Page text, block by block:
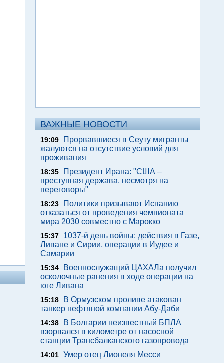
ВАЖНЫЕ НОВОСТИ
19:09
Прорвавшиеся в Сеуту мигранты
жалуются на отсутствие условий для
проживания
18:35
Президент Ирана: "США –
преступная держава, несмотря на
переговоры"
18:23
Политики призывают Испанию
отказаться от проведения чемпионата
мира 2030 совместно с Марокко
15:37
1037-й день войны: действия в Газе,
Ливане и Сирии, операции в Иудее и
Самарии
15:34
Военнослужащий ЦАХАЛа получил
осколочные ранения в ходе операции на
юге Ливана
15:18
В Ормузском проливе атакован
танкер нефтяной компании Абу-Даби
14:38
В Болгарии неизвестный БПЛА
взорвался в километре от насосной
станции Трансбалканского газопровода
14:01 Умер отец Лионеля Месси